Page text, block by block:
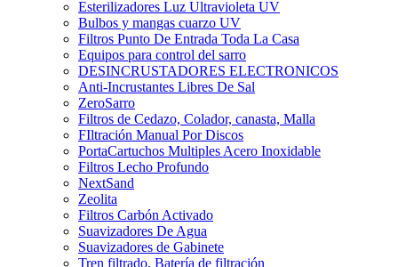
Esterilizadores Luz Ultravioleta UV
Bulbos y mangas cuarzo UV
Filtros Punto De Entrada Toda La Casa
Equipos para control del sarro
DESINCRUSTADORES ELECTRONICOS
Anti-Incrustantes Libres De Sal
ZeroSarro
Filtros de Cedazo, Colador, canasta, Malla
FIltración Manual Por Discos
PortaCartuchos Multiples Acero Inoxidable
Filtros Lecho Profundo
NextSand
Zeolita
Filtros Carbón Activado
Suavizadores De Agua
Suavizadores de Gabinete
Tren filtrado, Batería de filtración